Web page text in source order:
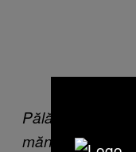
Pălărie Kangol,
mănuși Sports